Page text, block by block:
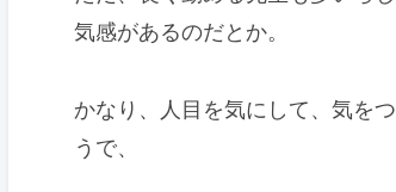
気感があるのだとか。
かなり、人目を気にして、気を
うで、